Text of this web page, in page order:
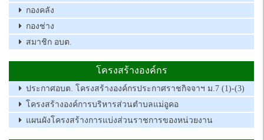
กองคลัง
กองช่าง
สมาชิก อบต.
โครงสร้างองค์กร
ประกาศอบต. โครงสร้างองค์กรประกาศราชกิจจาฯ ม.7 (1)-(3)
โครงสร้างองค์การบริหารส่วนตำบลแม่อูคอ
แผนผังโครงสร้างการแบ่งส่วนราชการของหน่วยงาน